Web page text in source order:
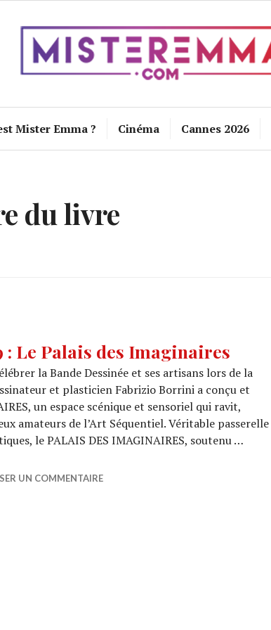
Mister Emma ? Cinéma Cannes 2026
du livre
: Le Palais des Imaginaires
la Bande Dessinée et ses artisans lors de la
et plasticien Fabrizio Borrini a conçu et
un espace scénique et sensoriel qui ravit,
amateurs de l’Art Séquentiel. Véritable passerelle
le PALAIS DES IMAGINAIRES, soutenu …
2019 : Le Palais des Imaginaires
UN COMMENTAIRE